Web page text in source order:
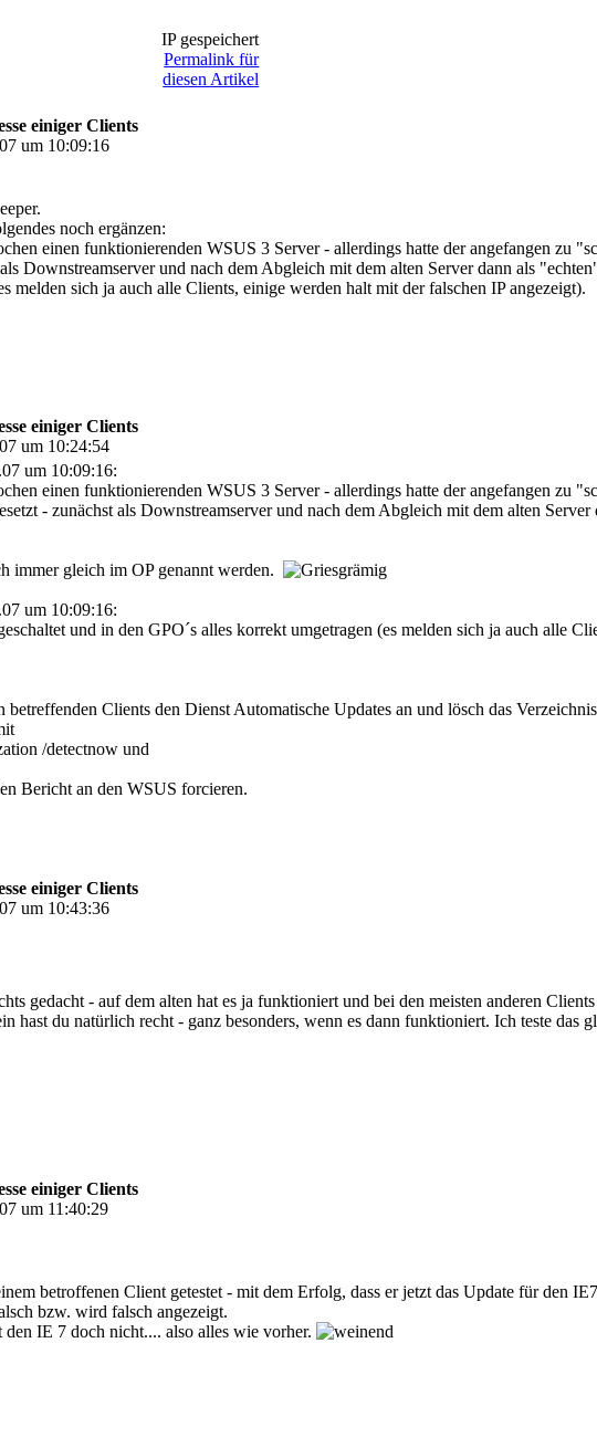
IP gespeichert
Permalink für
diesen Artikel
einiger Clients
um 10:09:16
noch ergänzen:
einen funktionierenden WSUS 3 Server - allerdings hatte der angefangen zu
Downstreamserver und nach dem Abgleich mit dem alten Server dann als
melden sich ja auch alle Clients, einige werden halt mit der falschen IP angezeigt).
einiger Clients
um 10:24:54
um 10:09:16:
einen funktionierenden WSUS 3 Server - allerdings hatte der angefangen zu
- zunächst als Downstreamserver und nach dem Abgleich mit dem alten
immer gleich im OP genannt werden.
um 10:09:16:
und in den GPO´s alles korrekt umgetragen (es melden sich ja auch alle
betreffenden Clients den Dienst Automatische Updates an und lösch das
/detectnow und
Bericht an den WSUS forcieren.
einiger Clients
um 10:43:36
gedacht - auf dem alten hat es ja funktioniert und bei den meisten anderen
hast du natürlich recht - ganz besonders, wenn es dann funktioniert. Ich teste das
einiger Clients
um 11:40:29
betroffenen Client getestet - mit dem Erfolg, dass er jetzt das Update für den
bzw. wird falsch angezeigt.
IE 7 doch nicht.... also alles wie vorher.